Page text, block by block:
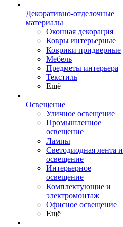
Декоративно-отделочные
материалы
Оконная декорация
Ковры интерьерные
Коврики придверные
Мебель
Предметы интерьера
Текстиль
Ещё
Освещение
Уличное освещение
Промышленное
освещение
Лампы
Светодиодная лента и
освещение
Интерьерное
освещение
Комплектующие и
электромонтаж
Офисное освещение
Ещё